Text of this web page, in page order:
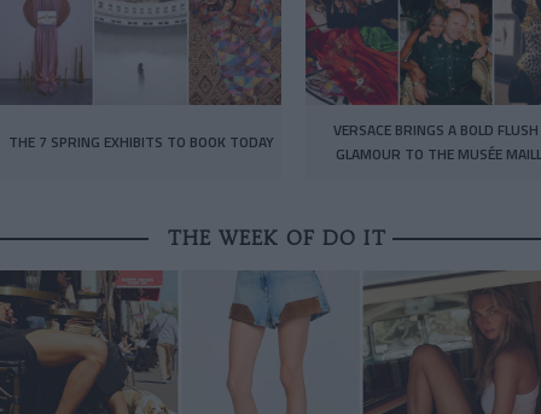
THE 7 SPRING EXHIBITS TO BOOK TODAY
VERSACE BRINGS A BOLD
GLAMOUR TO THE MUSÉE
THE WEEK OF DO IT